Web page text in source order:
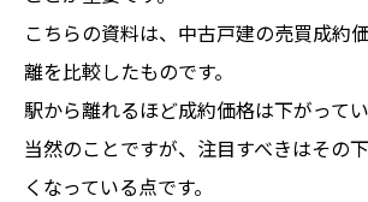
こちらの資料は、中古戸建の売買成約
離を比較したものです。
駅から離れるほど成約価格は下がって
当然のことですが、注目すべきはその
くなっている点です。